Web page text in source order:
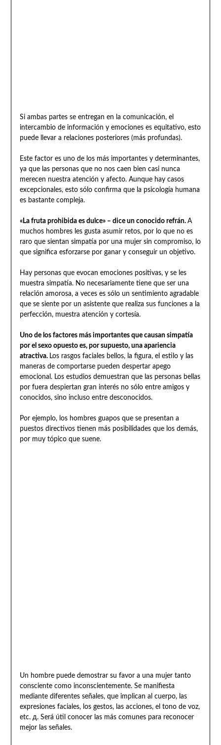
Si ambas partes se entregan en la comunicación, el
intercambio de información y emociones es equitativo, esto
puede llevar a relaciones posteriores (más profundas).
Este factor es uno de los más importantes y determinantes,
ya que las personas que no nos caen bien casi nunca
merecen nuestra atención y afecto. Aunque hay casos
excepcionales, esto sólo confirma que la psicología humana
es bastante compleja.
«La fruta prohibida es dulce» – dice un conocido refrán. A
muchos hombres les gusta asumir retos, por lo que no es
raro que sientan simpatía por una mujer sin compromiso, lo
que significa esforzarse por ganar y conseguir un objetivo.
Hay personas que evocan emociones positivas, y se les
muestra simpatía. No necesariamente tiene que ser una
relación amorosa, a veces es sólo un sentimiento agradable
que se siente por un asistente que realiza sus funciones a la
perfección, muestra atención y cortesía.
Uno de los factores más importantes que causan simpatía
por el sexo opuesto es, por supuesto, una apariencia
atractiva. Los rasgos faciales bellos, la figura, el estilo y las
maneras de comportarse pueden despertar apego
emocional. Los estudios demuestran que las personas bellas
por fuera despiertan gran interés no sólo entre amigos y
conocidos, sino incluso entre desconocidos.
Por ejemplo, los hombres guapos que se presentan a
puestos directivos tienen más posibilidades que los demás,
por muy tópico que suene.
Un hombre puede demostrar su favor a una mujer tanto
consciente como inconscientemente. Se manifiesta
mediante diferentes señales, que implican al cuerpo, las
expresiones faciales, los gestos, las acciones, el tono de voz,
etc. д. Será útil conocer las más comunes para reconocer
mejor las señales.